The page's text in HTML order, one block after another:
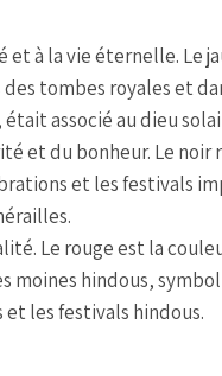
à la vie éternelle. Le
tombes royales et
associé au dieu
et du bonheur. Le noir
et les festivals
Le rouge est la
moines hindous,
et les festivals hindous.